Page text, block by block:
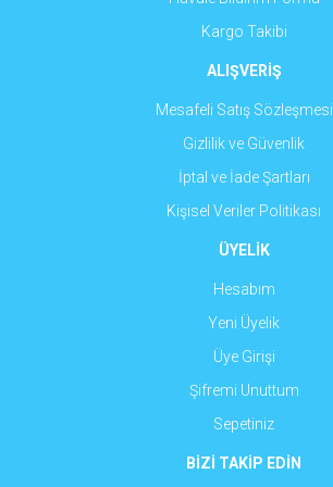
Gönder
Kargo Takibi
ALIŞVERİŞ
Mesafeli Satış Sözleşmesi
Gizlilik ve Güvenlik
İptal ve İade Şartları
Kişisel Veriler Politikası
ÜYELİK
Hesabım
Yeni Üyelik
Üye Girişi
Şifremi Unuttum
Sepetiniz
BİZİ TAKİP EDİN